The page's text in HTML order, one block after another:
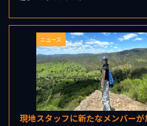
ニュース
現地スタッフに新たなメンバー